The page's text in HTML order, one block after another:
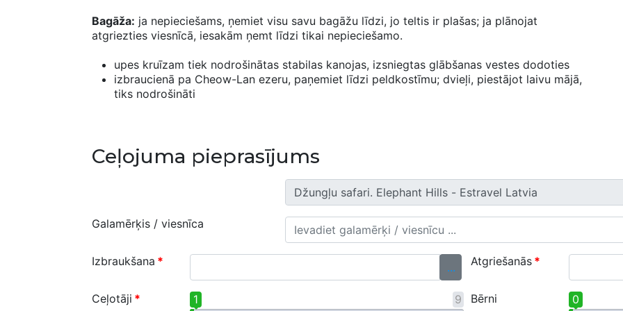
Bagāža: ja nepieciešams, ņemiet visu savu bagāžu līdzi, jo teltis ir plašas; ja plānojat
atgriezties viesnīcā, iesakām ņemt līdzi tikai nepieciešamo.
upes kruīzam tiek nodrošinātas stabilas kanojas, izsniegtas glābšanas vestes dodoties
izbraucienā pa Cheow-Lan ezeru, paņemiet līdzi peldkostīmu; dvieļi, piestājot laivu mājā,
tiks nodrošināti
Ceļojuma pieprasījums
Galamērķis / viesnīca
Izbraukšana * ... Atgriešanās *
Ceļotāji * 9
1 Bērni 0